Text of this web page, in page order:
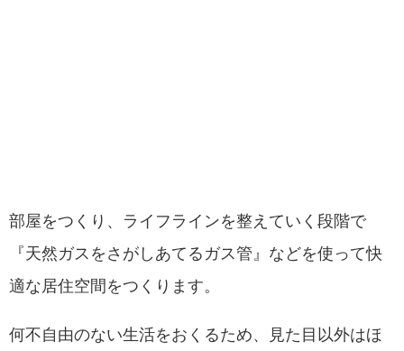
部屋をつくり、ライフラインを整えていく段階で
『天然ガスをさがしあてるガス管』などを使って快
適な居住空間をつくります。
何不自由のない生活をおくるため、見た目以外はほ